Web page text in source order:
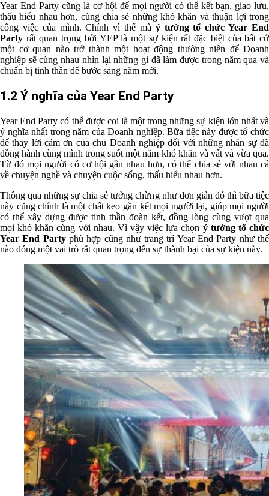
Year End Party cũng là cơ hội để mọi người có thể kết bạn, giao lưu,
thấu hiểu nhau hơn, cùng chia sẻ những khó khăn và thuận lợi trong
công việc của mình. Chính vì thế mà ý tưởng tổ chức Year End
Party rất quan trọng bởi YEP là một sự kiện rất đặc biệt của bất cứ
một cơ quan nào trở thành một hoạt động thường niên để Doanh
nghiệp sẽ cùng nhau nhìn lại những gì đã làm được trong năm qua và
chuẩn bị tinh thần để bước sang năm mới.
1.2 Ý nghĩa của Year End Party
Year End Party có thể được coi là một trong những sự kiện lớn nhất và
ý nghĩa nhất trong năm của Doanh nghiệp. Bữa tiệc này được tổ chức
để thay lời cảm ơn của chủ Doanh nghiệp đối với những nhân sự đã
đồng hành cùng mình trong suốt một năm khó khăn và vất vả vừa qua.
Từ đó mọi người có cơ hội gần nhau hơn, có thể chia sẻ với nhau cả
về chuyện nghề và chuyện cuộc sống, thấu hiểu nhau hơn.
Thông qua những sự chia sẻ tưởng chừng như đơn giản đó thì bữa tiệc
này cũng chính là một chất keo gắn kết mọi người lại, giúp mọi người
có thể xây dựng được tinh thần đoàn kết, đồng lòng cùng vượt qua
mọi khó khăn cùng với nhau. Vì vậy việc lựa chọn ý tưởng tổ chức
Year End Party phù hợp cũng như trang trí Year End Party như thế
nào đóng một vai trò rất quan trọng đến sự thành bại của sự kiện này.